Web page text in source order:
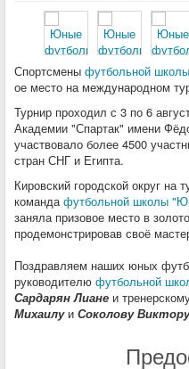
Спортсмены футбольной
ое место на международном
Турнир проходил с 3 по 6
Академии "Спартак" имени
участвовало более 4500
стран СНГ и Египта.
Кировский городской округ на
командафутбольной школы
заняла призовое место в
продемонстрировав своё
Поздравляем наших юных
руководителю футбольной
Сардарян Лиане и
Михаилуи Соколову Виктору